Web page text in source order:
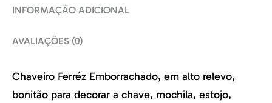
INFORMAÇÃO ADICIONAL
AVALIAÇÕES (0)
Chaveiro Ferréz Emborrachado, em alto relevo,
bonitão para decorar a chave, mochila, estojo,